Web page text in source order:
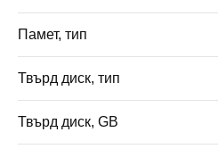
Памет, тип
Твърд диск, тип
Твърд диск, GB